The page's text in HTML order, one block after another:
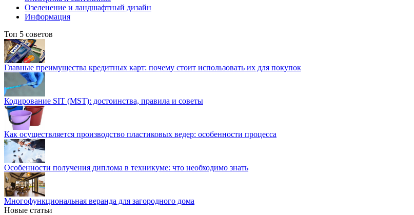
Озеленение и ландшафтный дизайн
Информация
Топ 5 советов
Главные преимущества кредитных карт: почему стоит использовать их для покупок
Кодирование SIT (MST): достоинства, правила и советы
Как осуществляется производство пластиковых ведер: особенности процесса
Особенности получения диплома в техникуме: что необходимо знать
Многофункциональная веранда для загородного дома
Новые статьи